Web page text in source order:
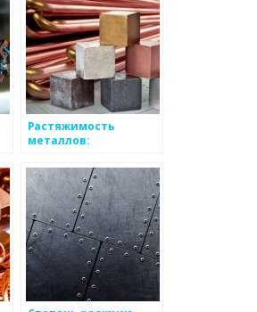
Растяжимость
металлов:
применение